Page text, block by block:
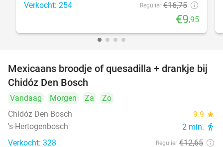
Verkocht: 254 Regulier €16,75
€9,95
37%
Mexicaans broodje of quesadilla + drankje bij
Chidóz Den Bosch
Vandaag Morgen Za
Zo
Chidóz Den Bosch
9.9 star
's-Hertogenbosch 2 min. directions_walk
Verkocht: 328 Regulier €12,65